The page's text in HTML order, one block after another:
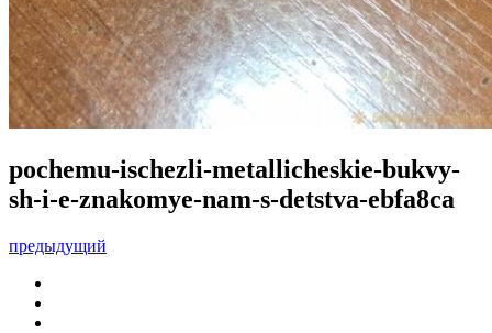
pochemu-ischezli-metallicheskie-bukvy-
sh-i-e-znakomye-nam-s-detstva-ebfa8ca
предыдущий